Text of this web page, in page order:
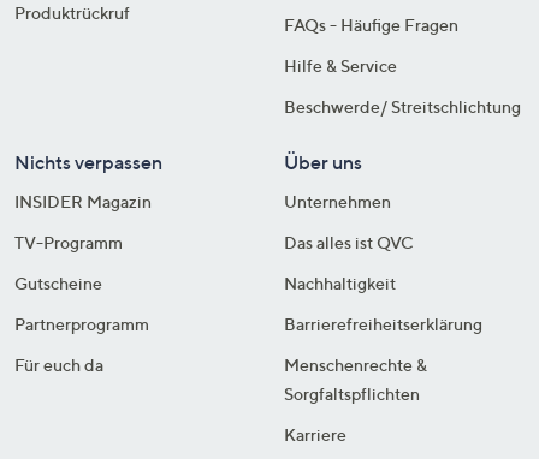
Produktrückruf
FAQs - Häufige Fragen
Hilfe & Service
Beschwerde/ Streitschlichtung
Nichts verpassen
INSIDER Magazin
TV-Programm
Gutscheine
Partnerprogramm
Für euch da
Über uns
Unternehmen
Das alles ist QVC
Nachhaltigkeit
Barrierefreiheitserklärung
Menschenrechte &
Sorgfaltspflichten
Karriere